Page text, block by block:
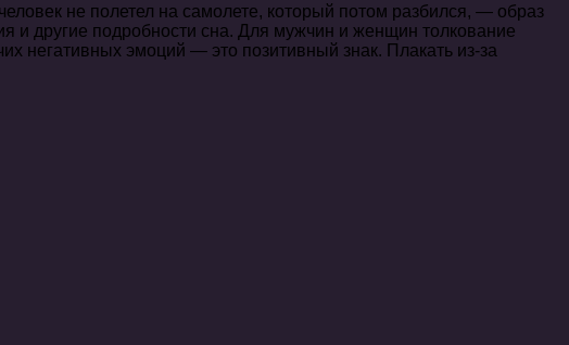
не полетел на самолете, который потом разбился, — образ
и другие подробности сна. Для мужчин и женщин толкование
негативных эмоций — это позитивный знак. Плакать из-за